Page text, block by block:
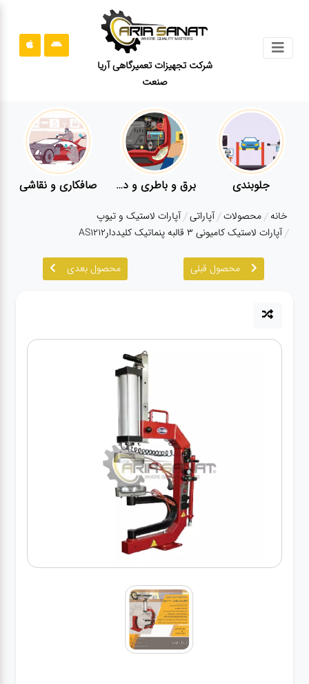
شرکت تجهیزات تعمیرگاهی آریا
صنعت
قوانین
سایت
ارتباط
درباره
ما
آپاراتی
دیاگ
جلوبندی برق و باطری و دیاگ صافکاری و نقاشی
خانه محصولات آپاراتی آپارات لاستیک و تیوپ
آپارات لاستیک کامیونی 3 قالبه پنماتیک کلیددارAS1212
محصول قبلی محصول بعدی